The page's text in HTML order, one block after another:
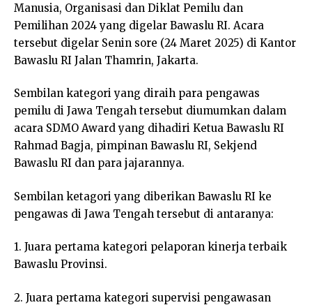
Manusia, Organisasi dan Diklat Pemilu dan
Pemilihan 2024 yang digelar Bawaslu RI. Acara
tersebut digelar Senin sore (24 Maret 2025) di Kantor
Bawaslu RI Jalan Thamrin, Jakarta.
Sembilan kategori yang diraih para pengawas
pemilu di Jawa Tengah tersebut diumumkan dalam
acara SDMO Award yang dihadiri Ketua Bawaslu RI
Rahmad Bagja, pimpinan Bawaslu RI, Sekjend
Bawaslu RI dan para jajarannya.
Sembilan ketagori yang diberikan Bawaslu RI ke
pengawas di Jawa Tengah tersebut di antaranya:
1. Juara pertama kategori pelaporan kinerja terbaik
Bawaslu Provinsi.
2. Juara pertama kategori supervisi pengawasan